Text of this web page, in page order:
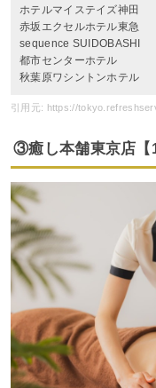
ホテルマイステイズ神田
赤坂エクセルホテル東急
sequence SUIDOBASHI
都市センターホテル
秋葉原ワシントンホテル
引用元: https://
③癒し本舗東京店【